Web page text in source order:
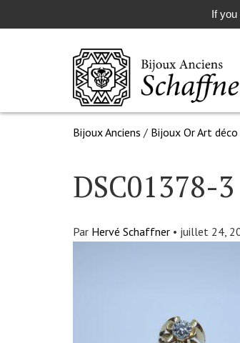
Bijoux Anciens / Bijoux Or Art déco
DSC01378-3
Par Hervé Schaffner • juillet 24,
If